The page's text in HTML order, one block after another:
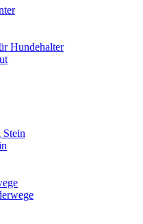
Hundehalter
Stein